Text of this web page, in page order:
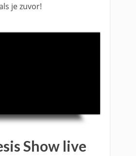
je zuvor!
Show live